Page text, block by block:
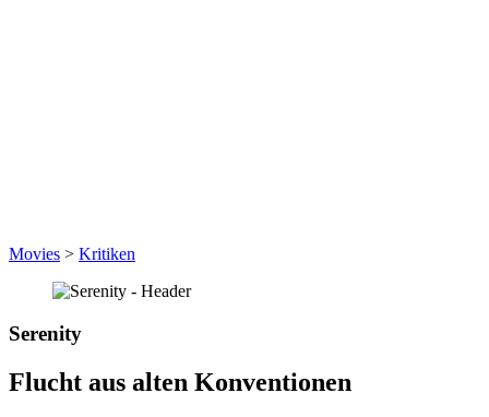
Movies > Kritiken
Serenity
Flucht aus alten Konventionen